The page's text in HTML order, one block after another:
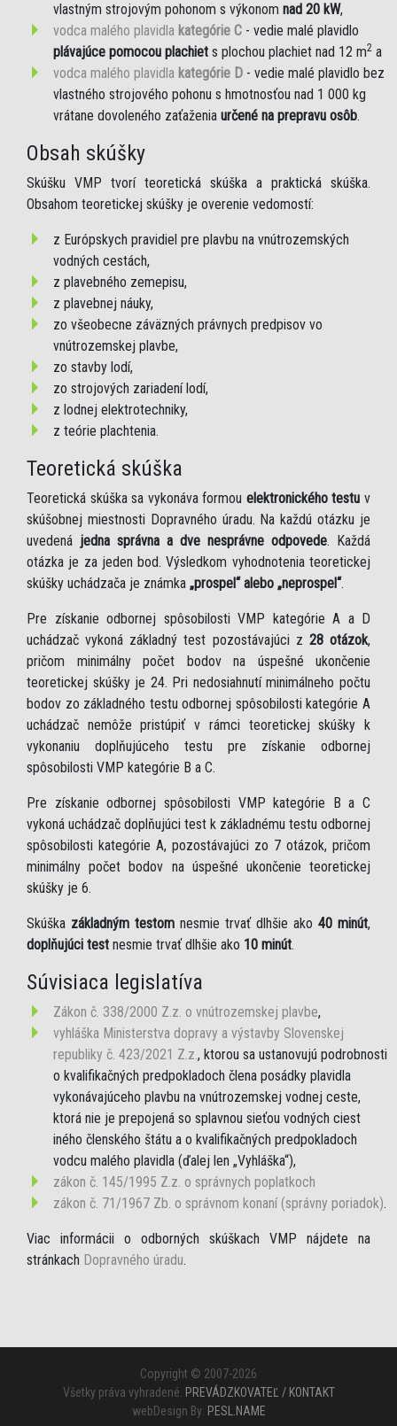
vlastným strojovým pohonom s výkonom nad 20 kW,
vodca malého plavidla kategórie C - vedie malé plavidlo
plávajúce pomocou plachiet s plochou plachiet nad 12 m2 a
vodca malého plavidla kategórie D - vedie malé plavidlo bez
vlastného strojového pohonu s hmotnosťou nad 1 000 kg
vrátane dovoleného zaťaženia určené na prepravu osôb.
Obsah skúšky
Skúšku VMP tvorí teoretická skúška a praktická skúška.
Obsahom teoretickej skúšky je overenie vedomostí:
z Európskych pravidiel pre plavbu na vnútrozemských
vodných cestách,
z plavebného zemepisu,
z plavebnej náuky,
zo všeobecne záväzných právnych predpisov vo
vnútrozemskej plavbe,
zo stavby lodí,
zo strojových zariadení lodí,
z lodnej elektrotechniky,
z teórie plachtenia.
Teoretická skúška
Teoretická skúška sa vykonáva formou elektronického testu v
skúšobnej miestnosti Dopravného úradu. Na každú otázku je
uvedená jedna správna a dve nesprávne odpovede. Každá
otázka je za jeden bod. Výsledkom vyhodnotenia teoretickej
skúšky uchádzača je známka „prospel“ alebo „neprospel“.
Pre získanie odbornej spôsobilosti VMP kategórie A a D
uchádzač vykoná základný test pozostávajúci z 28 otázok,
pričom minimálny počet bodov na úspešné ukončenie
teoretickej skúšky je 24. Pri nedosiahnutí minimálneho počtu
bodov zo základného testu odbornej spôsobilosti kategórie A
uchádzač nemôže pristúpiť v rámci teoretickej skúšky k
vykonaniu doplňujúceho testu pre získanie odbornej
spôsobilosti VMP kategórie B a C.
Pre získanie odbornej spôsobilosti VMP kategórie B a C
vykoná uchádzač doplňujúci test k základnému testu odbornej
spôsobilosti kategórie A, pozostávajúci zo 7 otázok, pričom
minimálny počet bodov na úspešné ukončenie teoretickej
skúšky je 6.
Skúška základným testom nesmie trvať dlhšie ako 40 minút,
doplňujúci test nesmie trvať dlhšie ako 10 minút.
Súvisiaca legislatíva
Zákon č. 338/2000 Z.z. o vnútrozemskej plavbe,
vyhláška Ministerstva dopravy a výstavby Slovenskej
republiky č. 423/2021 Z.z., ktorou sa ustanovujú podrobnosti
o kvalifikačných predpokladoch člena posádky plavidla
vykonávajúceho plavbu na vnútrozemskej vodnej ceste,
ktorá nie je prepojená so splavnou sieťou vodných ciest
iného členského štátu a o kvalifikačných predpokladoch
vodcu malého plavidla (ďalej len „Vyhláška“),
zákon č. 145/1995 Z.z. o správnych poplatkoch
zákon č. 71/1967 Zb. o správnom konaní (správny poriadok).
Viac informácii o odborných skúškach VMP nájdete na
stránkach Dopravného úradu.
Copyright © 2007-2026
Všetky práva vyhradené. PREVÁDZKOVATEĽ / KONTAKT
webDesign By: PESL.NAME